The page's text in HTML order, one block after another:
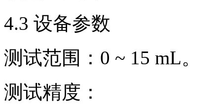
4.3 设备参数
测试范围：0 ~ 15 mL。
测试精度：